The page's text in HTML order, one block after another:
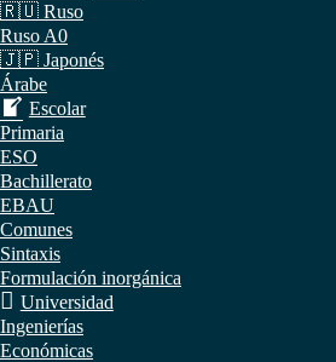
🇷🇺 Ruso
Ruso A0
🇯🇵 Japonés
Árabe
Escolar
Primaria
ESO
Bachillerato
EBAU
Comunes
Sintaxis
Formulación inorgánica
Universidad
Ingenierías
Económicas